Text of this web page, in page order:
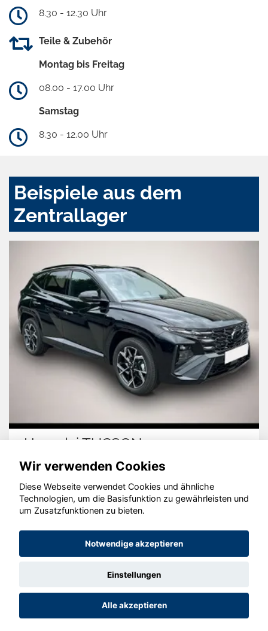
8.30 - 12.30 Uhr
Teile & Zubehör
Montag bis Freitag
08.00 - 17.00 Uhr
Samstag
8.30 - 12.00 Uhr
Beispiele aus dem
Zentrallager
Hyundai TUCSON
© konjunkturmotor.de GmbH 2020 - 2026
Wir verwenden Cookies
Diese Webseite verwendet Cookies und ähnliche
Technologien, um die Basisfunktion zu gewährleisten und
um Zusatzfunktionen zu bieten.
Notwendige akzeptieren
Einstellungen
Alle akzeptieren